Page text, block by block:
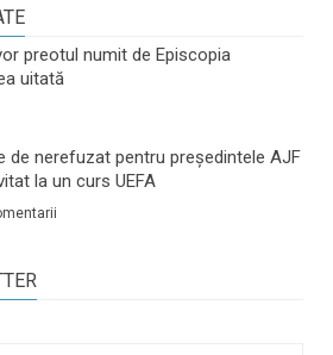
preotul numit de Episcopia
uitată
de nerefuzat pentru preşedintele AJF
la un curs UEFA